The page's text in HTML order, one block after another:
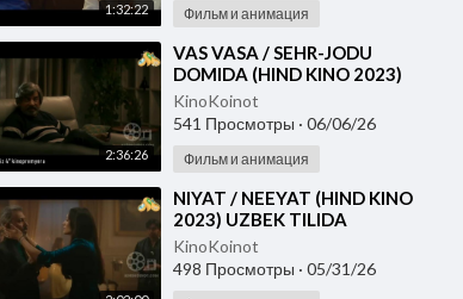
1:32:22 Фильм и анимация
2:36:26
⁣VAS VASA / SEHR-JODU
DOMIDA (HIND KINO 2023)
UZBEK TILIDA
KinoKoinot
541 Просмотры · 06/06/26
Фильм и анимация
⁣NIYAT / NEEYAT (HIND KINO
2023) UZBEK TILIDA
KinoKoinot
498 Просмотры · 05/31/26